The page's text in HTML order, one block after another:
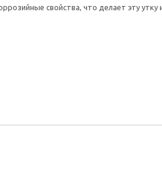
свойства, что делает эту